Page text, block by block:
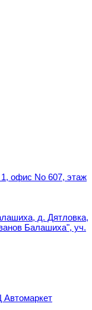
офис No 607, этаж
д. Дятловка,
Балашиха", уч.
Автомаркет